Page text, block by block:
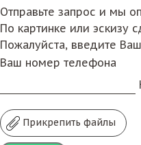
Отправьте запрос и мы
По картинке или эскизу
Пожалуйста, введите
Ваш номер телефона
Прикрепить файлы